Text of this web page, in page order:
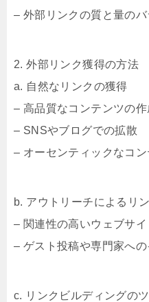
– 外部リンクの質と量のバ
2. 外部リンク獲得の方法
a. 自然なリンクの獲得
– 高品質なコンテンツの作
– SNSやブログでの拡散
– オーセンティックなコ
b. アウトリーチによるリ
– 関連性の高いウェブサ
– ゲスト投稿や専門家へ
c. リンクビルディングの